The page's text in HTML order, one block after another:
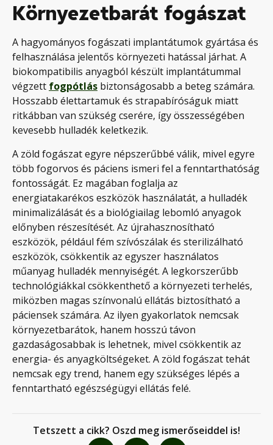
Környezetbarát fogászat
A hagyományos fogászati implantátumok gyártása és
felhasználása jelentős környezeti hatással járhat. A
biokompatibilis anyagból készült implantátummal
végzett fogpótlás biztonságosabb a beteg számára.
Hosszabb élettartamuk és strapabíróságuk miatt
ritkábban van szükség cserére, így összességében
kevesebb hulladék keletkezik.
A zöld fogászat egyre népszerűbbé válik, mivel egyre
több fogorvos és páciens ismeri fel a fenntarthatóság
fontosságát. Ez magában foglalja az
energiatakarékos eszközök használatát, a hulladék
minimalizálását és a biológiailag lebomló anyagok
előnyben részesítését. Az újrahasznosítható
eszközök, például fém szívószálak és sterilizálható
eszközök, csökkentik az egyszer használatos
műanyag hulladék mennyiségét. A legkorszerűbb
technológiákkal csökkenthető a környezeti terhelés,
miközben magas színvonalú ellátás biztosítható a
páciensek számára. Az ilyen gyakorlatok nemcsak
környezetbarátok, hanem hosszú távon
gazdaságosabbak is lehetnek, mivel csökkentik az
energia- és anyagköltségeket. A zöld fogászat tehát
nemcsak egy trend, hanem egy szükséges lépés a
fenntartható egészségügyi ellátás felé.
Tetszett a cikk? Oszd meg ismerőseiddel is!